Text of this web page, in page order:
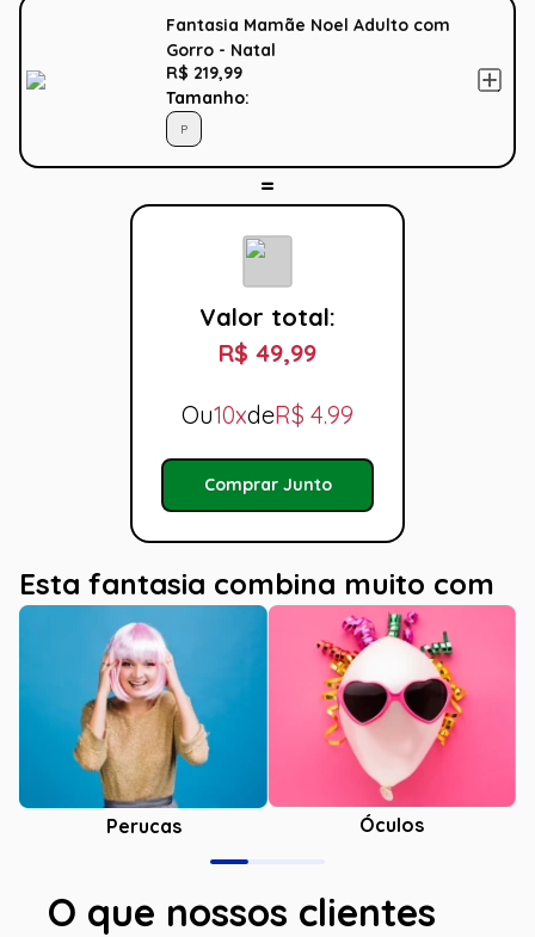
Fantasia Mamãe Noel Adulto com
Gorro - Natal
R$ 219,99
Tamanho:
P
Valor total:
R$ 49,99
Ou10xdeR$ 4.99
Comprar Junto
Esta fantasia combina muito com
Perucas Óculos
O que nossos clientes